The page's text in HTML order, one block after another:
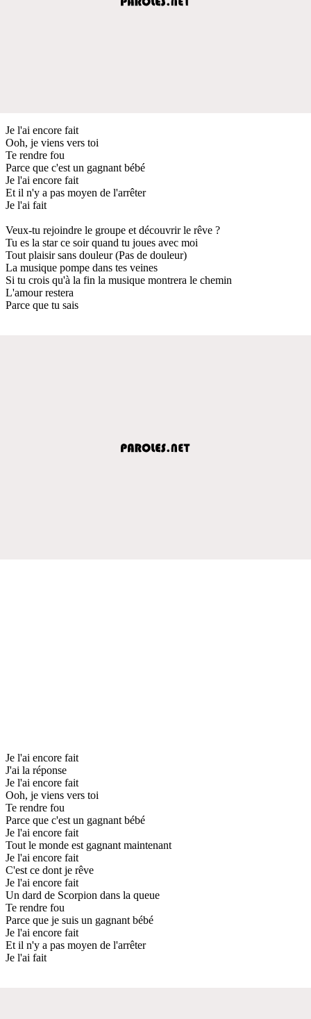
Je l'ai encore fait
Ooh, je viens vers toi
Te rendre fou
Parce que c'est un gagnant bébé
Je l'ai encore fait
Et il n'y a pas moyen de l'arrêter
Je l'ai fait
Veux-tu rejoindre le groupe et découvrir le rêve ?
Tu es la star ce soir quand tu joues avec moi
Tout plaisir sans douleur (Pas de douleur)
La musique pompe dans tes veines
Si tu crois qu'à la fin la musique montrera le chemin
L'amour restera
Parce que tu sais
Je l'ai encore fait
J'ai la réponse
Je l'ai encore fait
Ooh, je viens vers toi
Te rendre fou
Parce que c'est un gagnant bébé
Je l'ai encore fait
Tout le monde est gagnant maintenant
Je l'ai encore fait
C'est ce dont je rêve
Je l'ai encore fait
Un dard de Scorpion dans la queue
Te rendre fou
Parce que je suis un gagnant bébé
Je l'ai encore fait
Et il n'y a pas moyen de l'arrêter
Je l'ai fait